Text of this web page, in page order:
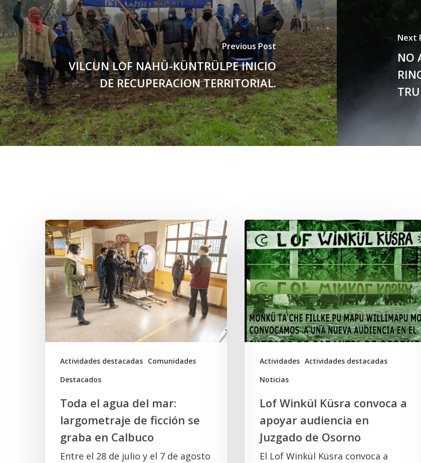
Previous Post
VILCUN LOF NAHÜ-KÜNTRÜLPE INICIO
DE RECUPERACION TERRITORIAL.
Next
NO
Actividades destacadas Comunidades
Destacados
Toda
el
agua
del
mar:
largometraje
de
ficción
graba
Calbuco
Toda el agua del mar:
largometraje de ficción se
graba en Calbuco
Entre el 28 de julio y el 7 de agosto
Actividades Actividades destacadas
Noticias
Lof
Winkül
Küsra
convoca
a
apoyar
audiencia
en
Juzgado
Lof Winkül Küsra convoca a
apoyar audiencia en
Juzgado de Osorno
El Lof Winkül Küsra convoca a